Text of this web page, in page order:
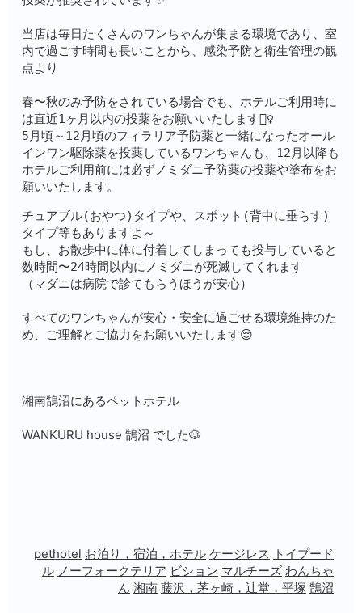
当店は毎日たくさんのワンちゃんが集まる環境であり、室
内で過ごす時間も長いことから、感染予防と衛生管理の観
点より
春〜秋のみ予防をされている場合でも、ホテルご利用時に
は直近1ヶ月以内の投薬をお願いいたします🙇‍♀️
5月頃～12月頃のフィラリア予防薬と一緒になったオール
インワン駆除薬を投薬しているワンちゃんも、12月以降も
ホテルご利用前には必ずノミダニ予防薬の投薬や塗布をお
願いいたします。
チュアブル(おやつ)タイプや、スポット(背中に垂らす)
タイプ等もありますよ～
もし、お散歩中に体に付着してしまっても投与していると
数時間〜24時間以内にノミダニが死滅してくれます
（マダニは病院で診てもらうほうが安心）
すべてのワンちゃんが安心・安全に過ごせる環境維持のた
め、ご理解とご協力をお願いいたします😌
湘南鵠沼にあるペットホテル
WANKURU house 鵠沼 でした🐶
pethotel お泊り，宿泊，ホテル ケージレス トイプード
ル ノーフォークテリア ビション マルチーズ わんちゃ
ん 湘南 藤沢，茅ヶ崎，辻堂，平塚 鵠沼